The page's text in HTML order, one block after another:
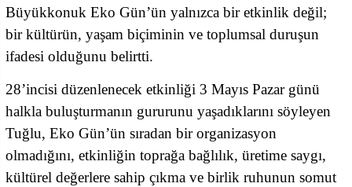
Büyükkonuk Eko Gün’ün yalnızca bir etkinlik değil;
bir kültürün, yaşam biçiminin ve toplumsal duruşun
ifadesi olduğunu belirtti.
28’incisi düzenlenecek etkinliği 3 Mayıs Pazar günü
halkla buluşturmanın gururunu yaşadıklarını söyleyen
Tuğlu, Eko Gün’ün sıradan bir organizasyon
olmadığını, etkinliğin toprağa bağlılık, üretime saygı,
kültürel değerlere sahip çıkma ve birlik ruhunun somut